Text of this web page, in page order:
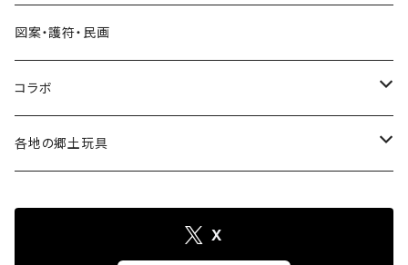
グッズ
コラボ
シール
遠州綿紬ハンカチ
注染そめ手ぬぐい
図案・護符・民画
コラボ
＜遠州綿紬＞ハンカチ
各地の郷土玩具
X